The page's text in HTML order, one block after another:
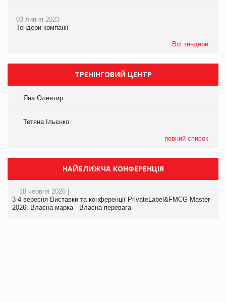
03 липня 2023
Тендери компанії
Всі тендери
ТРЕНІНГОВИЙ ЦЕНТР
Яна Олентир
Тетяна Ільєнко
повний список
НАЙБЛИЖЧА КОНФЕРЕНЦІЯ
18 червня 2026 |
3-4 вересня Виставки та конференції PrivateLabel&FMCG Master-
2026: Власна марка - Власна перевага